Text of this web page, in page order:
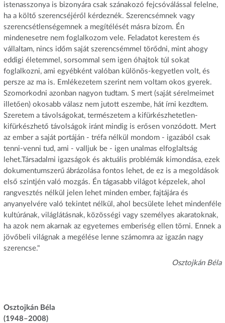
istenasszonya is bizonyára csak szánakozó fejcsóválással felelne,
ha a költő szerencséjéről kérdeznék. Szerencsémnek vagy
szerencsétlenségemnek a megítélését másra bízom. Én
mindenesetre nem foglalkozom vele. Feladatot kerestem és
vállaltam, nincs időm saját szerencsémmel törődni, mint ahogy
eddigi életemmel, sorsommal sem igen óhajtok túl sokat
foglalkozni, ami egyébként valóban különös-kegyetlen volt, és
persze az ma is. Emlékezetem szerint nem voltam okos gyerek.
Szomorkodni azonban nagyon tudtam. S mert (saját sérelmeimet
illetően) okosabb válasz nem jutott eszembe, hát írni kezdtem.
Szeretem a távolságokat, természetem a kifürkészhetetlen-
kifürkészhető távolságok iránt mindig is erősen vonzódott. Mert
az ember a saját portáján - tréfa nélkül mondom - igazából csak
tenni-venni tud, ami - valljuk be - igen unalmas elfoglaltság
lehet.Társadalmi igazságok és aktuális problémák kimondása, ezek
dokumentumszerű ábrázolása fontos lehet, de ez is a megoldások
első szintjén való mozgás. Én tágasabb világot képzelek, ahol
rangvesztés nélkül jelen lehet minden ember, fajtájára és
anyanyelvére való tekintet nélkül, ahol becsülete lehet mindenféle
kultúrának, világlátásnak, közösségi vagy személyes akaratoknak,
ha azok nem akarnak az egyetemes emberiség ellen törni. Ennek a
jövőbeli világnak a megélése lenne számomra az igazán nagy
szerencse."
Osztojkán Béla
Osztojkán Béla
(1948–2008)